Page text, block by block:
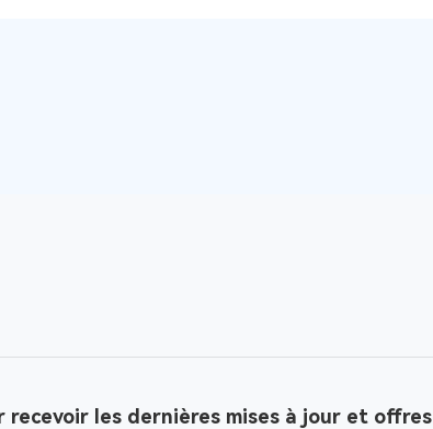
recevoir les dernières mises à jour et offres